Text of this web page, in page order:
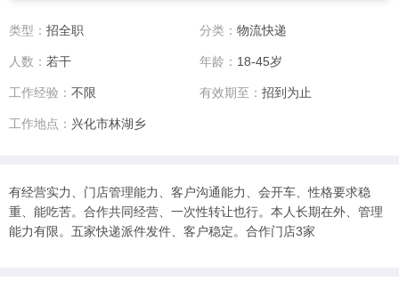
类型： 招全职 分类： 物流快递
人数： 若干 年龄： 18-45岁
工作经验： 不限 有效期至： 招到为止
工作地点： 兴化市林湖乡
有经营实力、门店管理能力、客户沟通能力、会开车、性格要求稳
重、能吃苦。合作共同经营、一次性转让也行。本人长期在外、管理
能力有限。五家快递派件发件、客户稳定。合作门店3家